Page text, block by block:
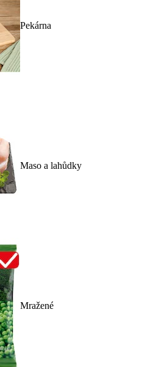
Pekárna
Maso a lahůdky
Mražené